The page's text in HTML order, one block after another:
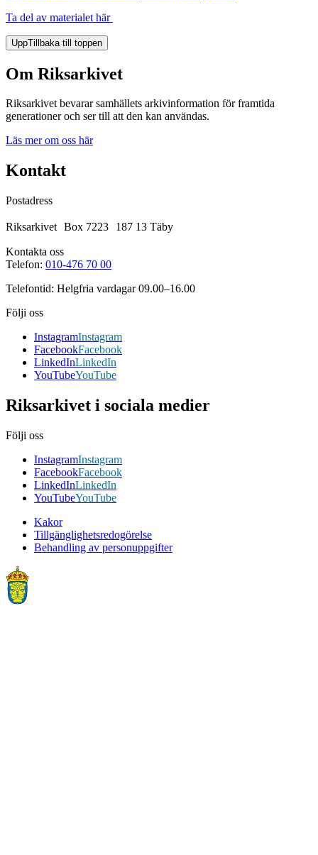
Ta del av materialet här
UppTillbaka till toppen
Om Riksarkivet
Riksarkivet bevarar samhällets arkivinformation för framtida
generationer och ser till att den kan användas.
Läs mer om oss här
Kontakt
Postadress
Riksarkivet Box 7223 187 13 Täby
Kontakta oss
Telefon: 010-476 70 00
Telefontid: Helgfria vardagar 09.00–16.00
Följi oss
InstagramInstagram
FacebookFacebook
LinkedInLinkedIn
YouTubeYouTube
Riksarkivet i sociala medier
Följi oss
InstagramInstagram
FacebookFacebook
LinkedInLinkedIn
YouTubeYouTube
Kakor
Tillgänglighetsredogörelse
Behandling av personuppgifter